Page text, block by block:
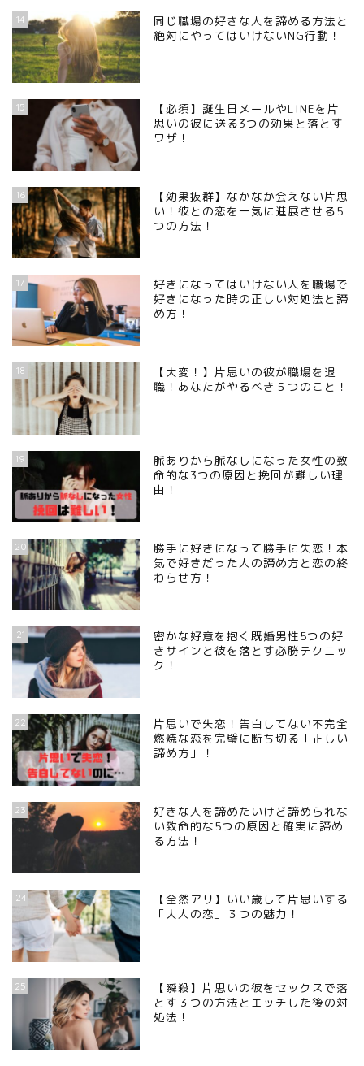
14
同じ職場の好きな人を諦める方法と
絶対にやってはいけないNG行動！
15
【必須】誕生日メールやLINEを片
思いの彼に送る3つの効果と落とす
ワザ！
16
【効果抜群】なかなか会えない片思
い！彼との恋を一気に進展させる5
つの方法！
17
好きになってはいけない人を職場で
好きになった時の正しい対処法と諦
め方！
18
【大変！】片思いの彼が職場を退
職！あなたがやるべき５つのこと！
19
脈ありから脈なしになった女性の致
命的な3つの原因と挽回が難しい理
由！
20
勝手に好きになって勝手に失恋！本
気で好きだった人の諦め方と恋の終
わらせ方！
21
密かな好意を抱く既婚男性5つの好
きサインと彼を落とす必勝テクニッ
ク！
22
片思いで失恋！告白してない不完全
燃焼な恋を完璧に断ち切る「正しい
諦め方」！
23
好きな人を諦めたいけど諦められな
い致命的な5つの原因と確実に諦め
る方法！
24
【全然アリ】いい歳して片思いする
「大人の恋」３つの魅力！
25
【瞬殺】片思いの彼をセックスで落
とす３つの方法とエッチした後の対
処法！